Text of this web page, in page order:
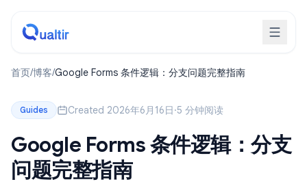
首页/博客/Google Forms 条件逻辑：分支问题完整指南
Guides Created 2026年6月16日·5 分钟阅读
Google Forms 条件逻辑：分支
问题完整指南